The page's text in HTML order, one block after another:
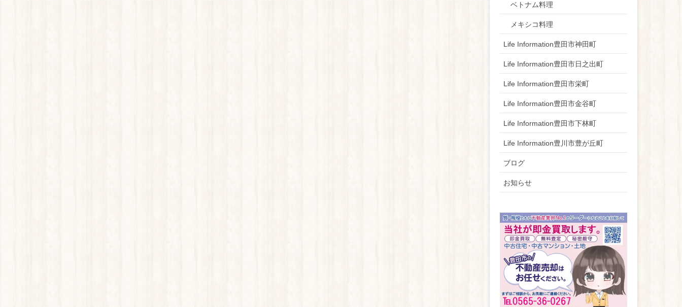
ベトナム料理
メキシコ料理
Life Information豊田市神田町
Life Information豊田市日之出町
Life Information豊田市栄町
Life Information豊田市金谷町
Life Information豊田市下林町
Life Information豊川市豊が丘町
ブログ
お知らせ